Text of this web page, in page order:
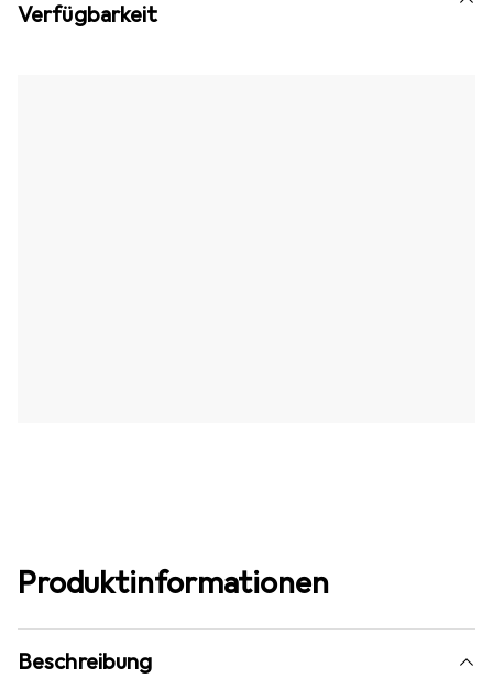
Verfügbarkeit
Produktinformationen
Beschreibung